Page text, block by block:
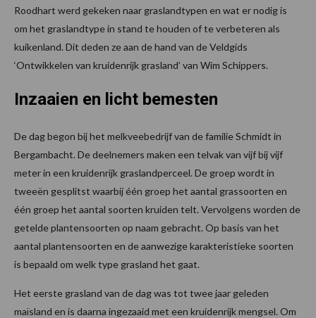
Roodhart werd gekeken naar graslandtypen en wat er nodig is
om het graslandtype in stand te houden of te verbeteren als
kuikenland. Dit deden ze aan de hand van de Veldgids
‘Ontwikkelen van kruidenrijk grasland’ van Wim Schippers.
Inzaaien en licht bemesten
De dag begon bij het melkveebedrijf van de familie Schmidt in
Bergambacht. De deelnemers maken een telvak van vijf bij vijf
meter in een kruidenrijk graslandperceel. De groep wordt in
tweeën gesplitst waarbij één groep het aantal grassoorten en
één groep het aantal soorten kruiden telt. Vervolgens worden de
getelde plantensoorten op naam gebracht. Op basis van het
aantal plantensoorten en de aanwezige karakteristieke soorten
is bepaald om welk type grasland het gaat.
Het eerste grasland van de dag was tot twee jaar geleden
maïsland en is daarna ingezaaid met een kruidenrijk mengsel. Om